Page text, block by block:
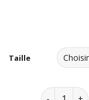
Taille
quantité